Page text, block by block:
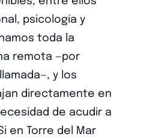
psicología y
toda la
remota —por
y los
directamente en
de acudir a
en Torre del Mar